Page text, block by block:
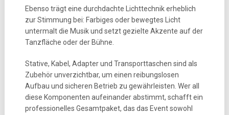
Ebenso trägt eine durchdachte Lichttechnik erheblich
zur Stimmung bei: Farbiges oder bewegtes Licht
untermalt die Musik und setzt gezielte Akzente auf der
Tanzfläche oder der Bühne.
Stative, Kabel, Adapter und Transporttaschen sind als
Zubehör unverzichtbar, um einen reibungslosen
Aufbau und sicheren Betrieb zu gewährleisten. Wer all
diese Komponenten aufeinander abstimmt, schafft ein
professionelles Gesamtpaket, das das Event sowohl